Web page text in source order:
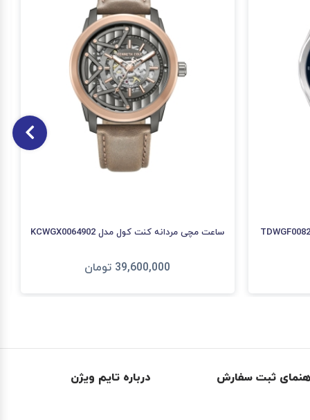
ساعت مچی مردانه کنت کول مدل KCWGX0064902
39,600,000 تومان
ثبت سفارش
درباره تایم ویژن